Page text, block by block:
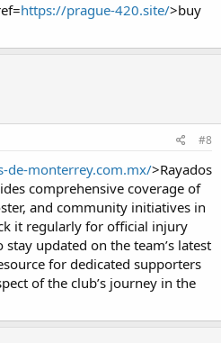
https://prague-420.site/>buy
#8
de-monterrey.com.mx/>Rayados
comprehensive coverage of
and community initiatives in
it regularly for official injury
updated on the team’s latest
for dedicated supporters
of the club’s journey in the